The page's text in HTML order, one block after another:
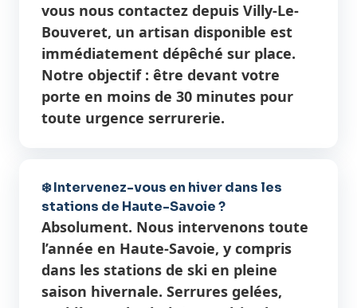
vous nous contactez depuis Villy-Le-
Bouveret, un artisan disponible est
immédiatement dépêché sur place.
Notre objectif : être devant votre
porte en moins de 30 minutes pour
toute urgence serrurerie.
❄️ Intervenez-vous en hiver dans les
stations de Haute-Savoie ?
Absolument. Nous intervenons toute
l’année en Haute-Savoie, y compris
dans les stations de ski en pleine
saison hivernale. Serrures gelées,